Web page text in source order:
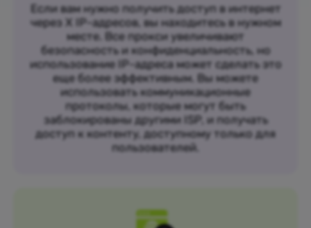
Если вам нужно получить доступ в интернет
через X IP-адресов, вы находитесь в нужном
месте. Все прокси увеличивают
безопасность и конфиденциальность, но
использование IP-адреса может сделать это
еще более эффективным. Вы можете
использовать коммуникационные
протоколы, которые могут быть
заблокированы другими ISP, и получать
доступ к контенту, доступному только для
пользователей.